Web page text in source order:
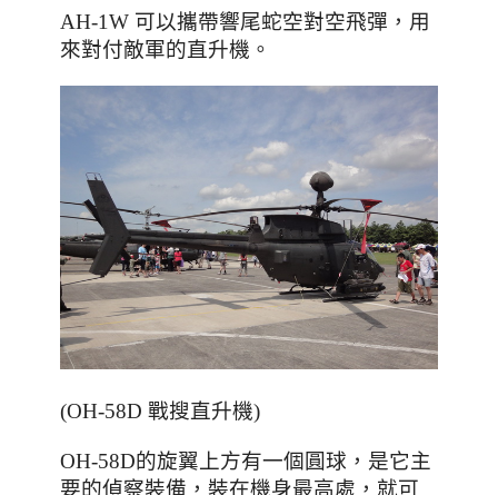
AH-1W 可以攜帶響尾蛇空對空飛彈 ，用
來對付敵軍的直升機 。
(OH-58D 戰搜直升機)
OH-58D的旋翼上方有一個圓球 ，是它主
要的偵察裝備 ，裝在機身最高處 ，就可